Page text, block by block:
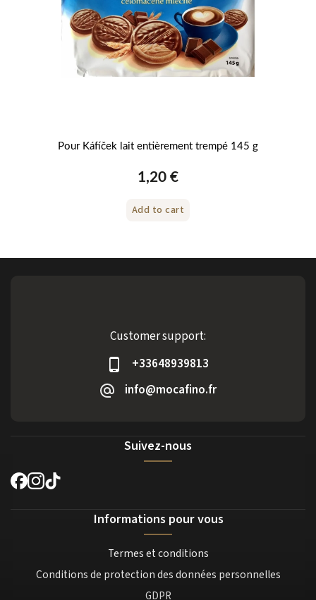
Pour Káfíček lait entièrement trempé 145 g
1,20 €
Add to cart
Customer support:
+33648939813
info@mocafino.fr
Suivez-nous
Informations pour vous
Termes et conditions
Conditions de protection des données personnelles
GDPR